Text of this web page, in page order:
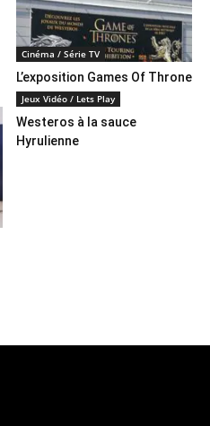
Cinéma / Série TV
L’exposition Games Of Throne
Jeux Vidéo / Lets Play
Westeros à la sauce
Hyrulienne